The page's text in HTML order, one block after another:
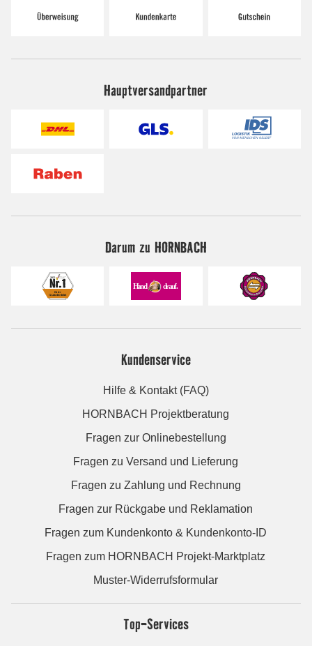
Hauptversandpartner
Darum zu HORNBACH
Kundenservice
Hilfe & Kontakt (FAQ)
HORNBACH Projektberatung
Fragen zur Onlinebestellung
Fragen zu Versand und Lieferung
Fragen zu Zahlung und Rechnung
Fragen zur Rückgabe und Reklamation
Fragen zum Kundenkonto & Kundenkonto-ID
Fragen zum HORNBACH Projekt-Marktplatz
Muster-Widerrufsformular
Top-Services